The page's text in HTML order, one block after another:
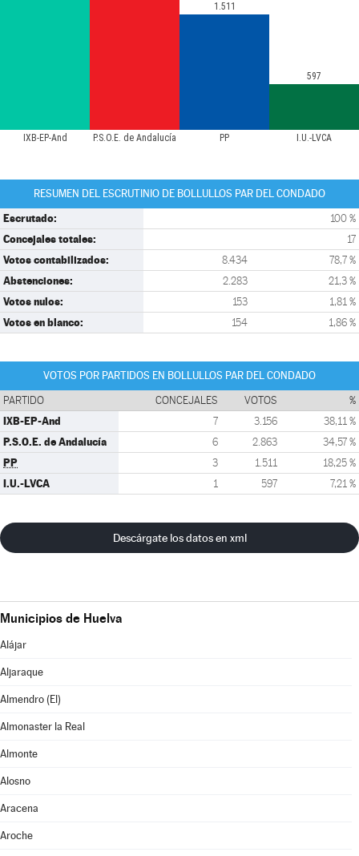
IXB-EP-And P.S.O.E. de Andalucía PP I.U.-LVCA
1.511
597
RESUMEN DEL ESCRUTINIO DE BOLLULLOS PAR DEL CONDADO
Escrutado: 100 %
Concejales totales: 17
Votos contabilizados: 8.434 78,7 %
Abstenciones: 2.283 21,3 %
Votos nulos: 153 1,81 %
Votos en blanco: 154 1,86 %
VOTOS POR PARTIDOS EN BOLLULLOS PAR DEL CONDADO
PARTIDO CONCEJALES VOTOS %
IXB-EP-And 7 3.156 38,11 %
P.S.O.E. de Andalucía 6 2.863 34,57 %
PP 3 1.511 18,25 %
I.U.-LVCA 1 597 7,21 %
Descárgate los datos en xml
Municipios de Huelva
Alájar
Aljaraque
Almendro (El)
Almonaster la Real
Almonte
Alosno
Aracena
Aroche